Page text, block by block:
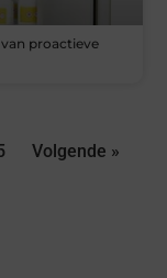
proactieve
Volgende »